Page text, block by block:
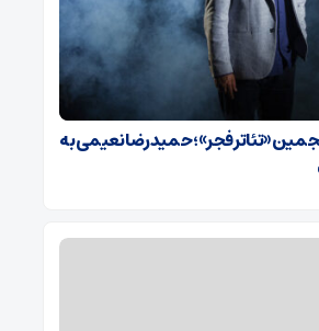
«تئاتر فجر»؛ حمیدرضا نعیمی به